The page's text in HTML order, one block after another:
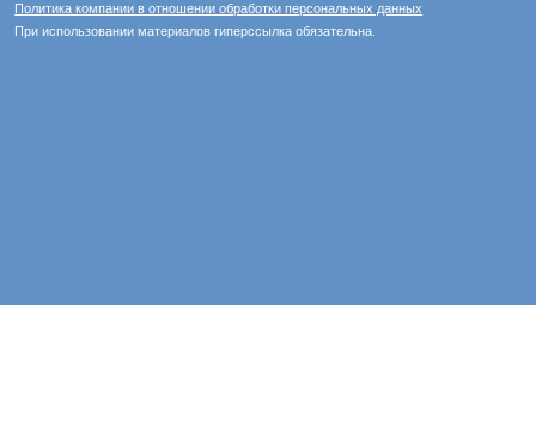
Политика компании в отношении обработки персональных данных
При использовании материалов гиперссылка обязательна.